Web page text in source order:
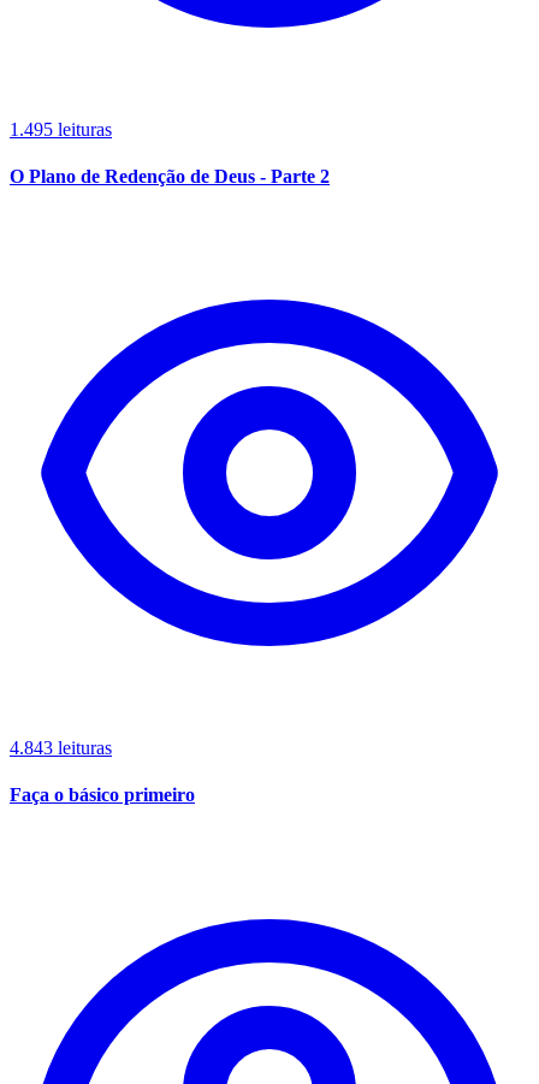
1.495 leituras
O Plano de Redenção de Deus - Parte 2
4.843 leituras
Faça o básico primeiro